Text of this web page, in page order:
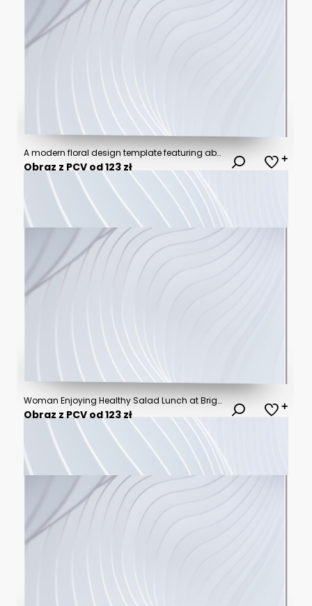
A modern floral design template featuring abstract blooms in soft pastel colors, with plenty of white space for text, creating a fresh and elegant look ideal for invitations or branding.
Obraz z PCV od 123 zł
Woman Enjoying Healthy Salad Lunch at Bright Home Kitchen
Obraz z PCV od 123 zł